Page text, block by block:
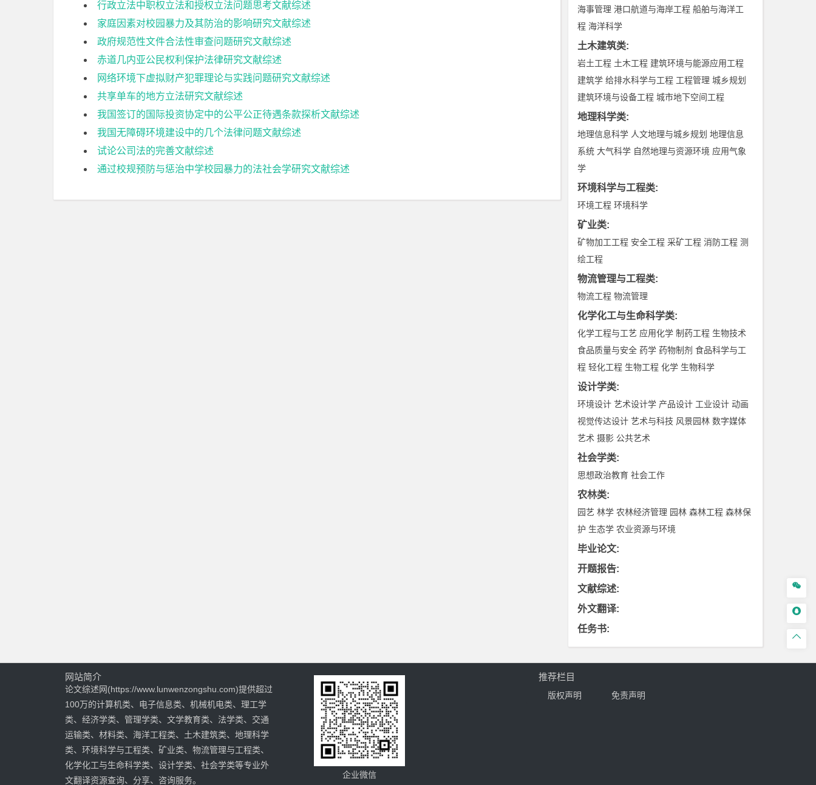
行政立法中职权立法和授权立法问题思考文献综述
家庭因素对校园暴力及其防治的影响研究文献综述
政府规范性文件合法性审查问题研究文献综述
赤道几内亚公民权利保护法律研究文献综述
网络环境下虚拟财产犯罪理论与实践问题研究文献综述
共享单车的地方立法研究文献综述
我国签订的国际投资协定中的公平公正待遇条款探析文献综述
我国无障碍环境建设中的几个法律问题文献综述
试论公司法的完善文献综述
通过校规预防与惩治中学校园暴力的法社会学研究文献综述
海事管理 港口航道与海岸工程 船舶与海洋工
程 海洋科学
土木建筑类:
岩土工程 土木工程 建筑环境与能源应用工程
建筑学 给排水科学与工程 工程管理 城乡规划
建筑环境与设备工程 城市地下空间工程
地理科学类:
地理信息科学 人文地理与城乡规划 地理信息
系统 大气科学 自然地理与资源环境 应用气象
学
环境科学与工程类:
环境工程 环境科学
矿业类:
矿物加工工程 安全工程 采矿工程 消防工程 测
绘工程
物流管理与工程类:
物流工程 物流管理
化学化工与生命科学类:
化学工程与工艺 应用化学 制药工程 生物技术
食品质量与安全 药学 药物制剂 食品科学与工
程 轻化工程 生物工程 化学 生物科学
设计学类:
环境设计 艺术设计学 产品设计 工业设计 动画
视觉传达设计 艺术与科技 风景园林 数字媒体
艺术 摄影 公共艺术
社会学类:
思想政治教育 社会工作
农林类:
园艺 林学 农林经济管理 园林 森林工程 森林保
护 生态学 农业资源与环境
毕业论文:
开题报告:
文献综述:
外文翻译:
任务书:



网站简介
论文综述网(https://www.lunwenzongshu.com)提供超过
100万的计算机类、电子信息类、机械机电类、理工学
类、经济学类、管理学类、文学教育类、法学类、交通
运输类、材料类、海洋工程类、土木建筑类、地理科学
类、环境科学与工程类、矿业类、物流管理与工程类、
化学化工与生命科学类、设计学类、社会学类等专业外
文翻译资源查询、分享、咨询服务。
企业微信
推荐栏目
版权声明 免责声明